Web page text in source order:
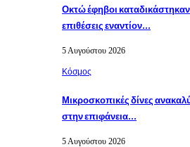
Οκτώ έφηβοι
επιθέσεις εναντίον…
5 Αυγούστου 2026
Κόσμος
Μικροσκοπικές δίνες
στην επιφάνεια…
5 Αυγούστου 2026